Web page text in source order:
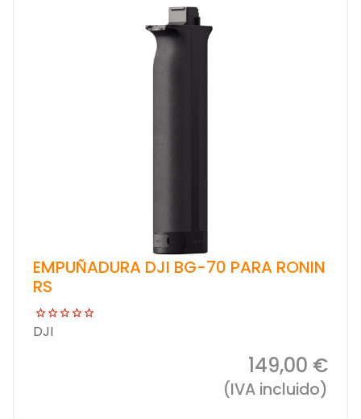
EMPUÑADURA DJI BG-70 PARA RONIN
RS
DJI
149,00 €
(IVA incluido)